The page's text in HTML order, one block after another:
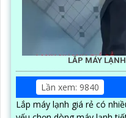
LẮP MÁY
Lần xem: 9840
Lắp máy lạnh giá rẻ có